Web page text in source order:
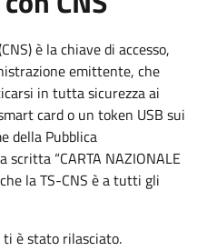
è la chiave di accesso,
emittente, che
in tutta sicurezza ai
card o un token USB sui
della Pubblica
“CARTA NAZIONALE
la TS-CNS è a tutti gli
ti è stato rilasciato.